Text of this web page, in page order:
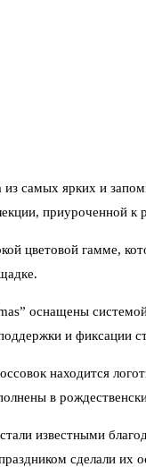
самых ярких и
приуроченной к
цветовой гамме,
оснащены
и фиксации
находится
в
известными
сделали их